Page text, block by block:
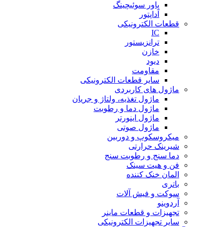
پاور سوئیچینگ
آداپتور
قطعات الکترونیکی
IC
ترانزیستور
خازن
دیود
مقاومت
سایر قطعات الکترونیکی
ماژول های کاربردی
ماژول تغذیه، ولتاژ و جریان
ماژول دما و رطوبت
ماژول اینورتر
ماژول صوتی
میکروسکوپ و دوربین
شیرینک حرارتی
دما سنج و رطوبت سنج
فن و هیت سینک
المان خنک کننده
باتری
سوکت و فیش آلات
آردوینو
تجهیزات و قطعات ماینر
سایر تجهیزات الکترونیکی